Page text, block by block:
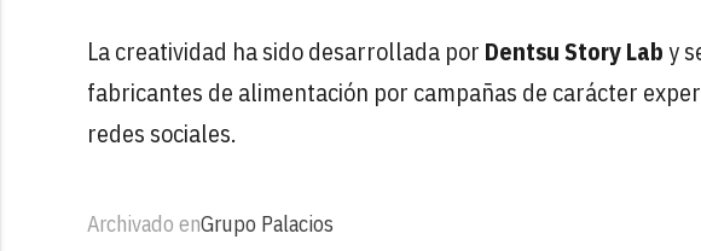
La creatividad ha sido desarrollada por Dentsu Story Laby
fabricantes de alimentación por campañas de carácter
redes sociales.
Archivado enGrupo Palacios